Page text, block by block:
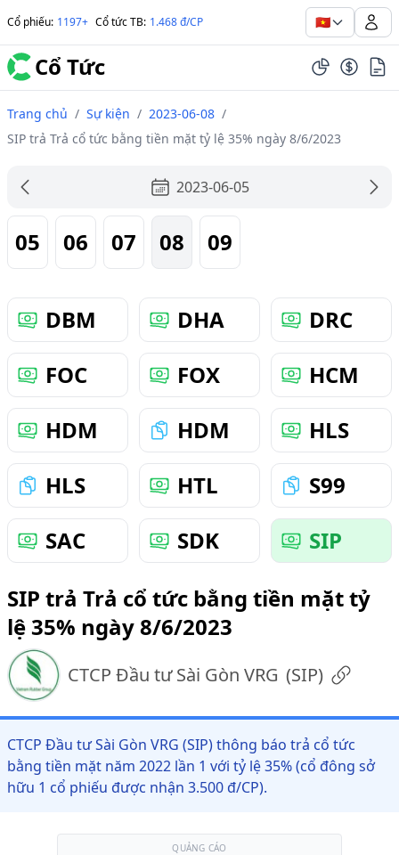
Cổ phiếu: 1197+ Cổ tức TB: 1.468 đ/CP 🇻🇳
Cổ Tức
Trang chủ / Sự kiện / 2023-06-08 /
SIP trả Trả cổ tức bằng tiền mặt tỷ lệ 35% ngày 8/6/2023
2023-06-05
05 06 07 08 09
DBM DHA
DRC
FOC
FOX
HCM
HDM
HDM
HLS
HLS
HTL
S99
SAC
SDK
SIP
SIP trả Trả cổ tức bằng tiền mặt tỷ
lệ 35% ngày 8/6/2023
CTCP Đầu tư Sài Gòn VRG (SIP)
CTCP Đầu tư Sài Gòn VRG (SIP) thông báo trả cổ tức
bằng tiền mặt năm 2022 lần 1 với tỷ lệ 35% (cổ đông sở
hữu 1 cổ phiếu được nhận 3.500 đ/CP).
QUẢNG CÁO